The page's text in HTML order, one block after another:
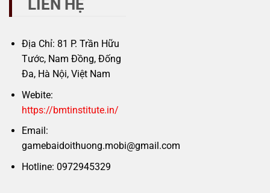
LIÊN HỆ
Địa Chỉ: 81 P. Trần Hữu
Tước, Nam Đồng, Đống
Đa, Hà Nội, Việt Nam
Webite:
https://bmtinstitute.in/
Email:
gamebaidoithuong.mobi@gmail.com
Hotline: 0972945329